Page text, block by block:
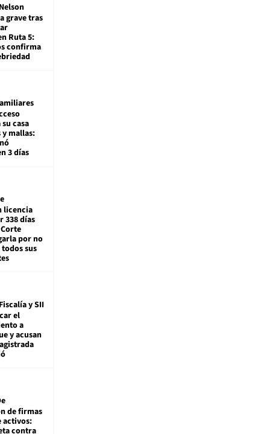
Nelson
grave tras
Ruta 5:
confirma
casa
mallas:
3 días
licencia
338 días
por no
sus
Fiscalía y SII
el
a
y acusan
de firmas
activos:
contra